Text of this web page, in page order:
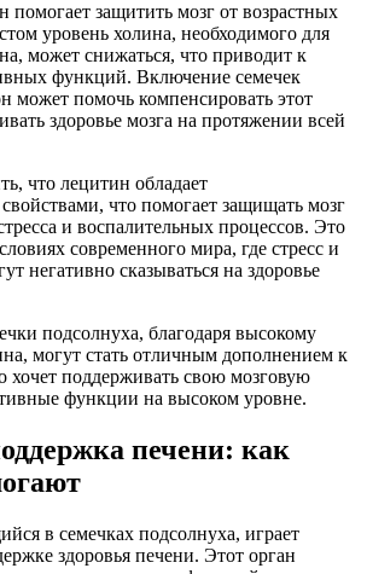
помогает защитить мозг от возрастных
уровень холина, необходимого для
может снижаться, что приводит к
функций. Включение семечек
может помочь компенсировать этот
здоровье мозга на протяжении всей
что лецитин обладает
что помогает защищать мозг
и воспалительных процессов. Это
современного мира, где стресс и
негативно сказываться на здоровье
подсолнуха, благодаря высокому
могут стать отличным дополнением к
хочет поддерживать свою мозговую
функции на высоком уровне.
печени: как
в семечках подсолнуха, играет
здоровья печени. Этот орган